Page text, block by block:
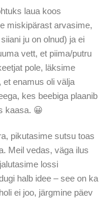
laua koos
miskipärast arvasime,
ju on olnud) ja ei
vett, et piima/putru
pole, läksime
et enamus oli välja
kes beebiga plaanib
kaasa. 😀
pikutasime sutsu toas
Meil vedas, väga ilus
lossi
halb idee – see on ka
ei joo, järgmine päev